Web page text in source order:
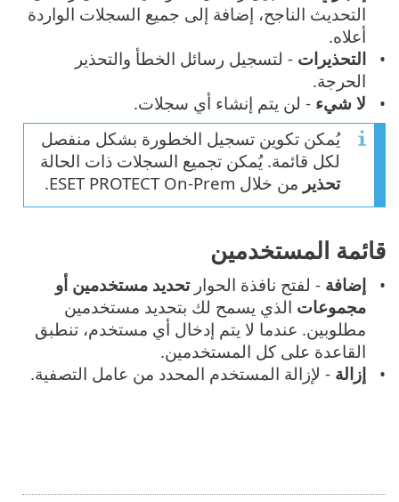
التحديث الناجح، إضافة إلى جميع السجلات الواردة
أعلاه.
التحذيرات - لتسجيل رسائل الخطأ والتحذير
الحرجة.
لا شيء- لن يتم إنشاء أي سجلات.
يُمكن تكوين تسجيل الخطورة بشكل منفصل
لكل قائمة. يُمكن تجميع السجلات ذات الحالة
تحذير من خلال ESET PROTECT On-Prem.
قائمة المستخدمين
إضافة - لفتح نافذة الحوارتحديد مستخدمين أو
مجموعات الذي يسمح لك بتحديد مستخدمين
مطلوبين. عندما لا يتم إدخال أي مستخدم، تنطبق
القاعدة على كل المستخدمين.
إزالة - لإزالة المستخدم المحدد من عامل التصفية.